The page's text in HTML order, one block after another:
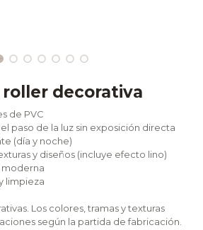
roller decorativa
de PVC
paso de la luz sin exposición directa
(día y noche)
y diseños (incluye efecto lino)
moderna
limpieza
Los colores, tramas y texturas
según la partida de fabricación.